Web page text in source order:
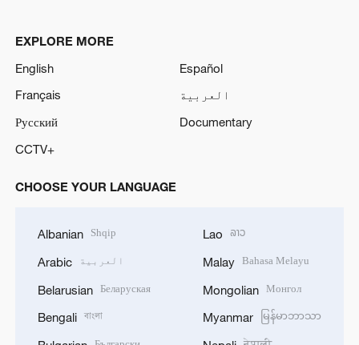
EXPLORE MORE
English
Español
Français
العربية
Русский
Documentary
CCTV+
CHOOSE YOUR LANGUAGE
Albanian Shqip
Arabic العربية
Belarusian Беларуская
Bengali বাংলা
Lao ລາວ
Malay Bahasa Melayu
Mongolian Монгол
Myanmar မြန်မာဘာသာ